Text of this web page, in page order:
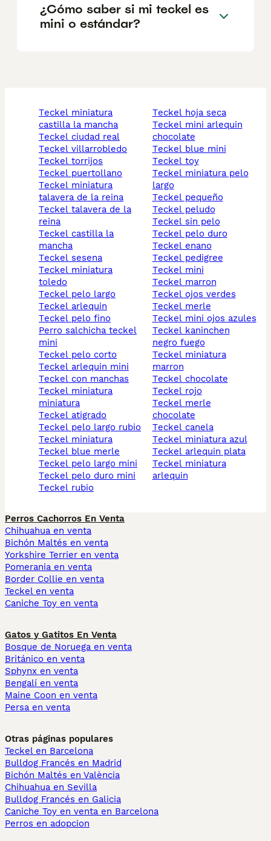
¿Cómo saber si mi teckel es
mini o estándar?
teckel miniatura
castilla la mancha
teckel ciudad real
teckel villarrobledo
teckel torrijos
teckel puertollano
teckel miniatura
talavera de la reina
teckel talavera de la
reina
teckel castilla la
mancha
teckel sesena
teckel miniatura
toledo
teckel pelo largo
teckel arlequin
teckel pelo fino
perro salchicha teckel
mini
teckel pelo corto
teckel arlequin mini
teckel con manchas
teckel miniatura
miniatura
teckel atigrado
teckel pelo largo rubio
teckel miniatura
teckel blue merle
teckel pelo largo mini
teckel pelo duro mini
teckel rubio
teckel hoja seca
teckel mini arlequin
chocolate
teckel blue mini
teckel toy
teckel miniatura pelo
largo
teckel pequeño
teckel peludo
teckel sin pelo
teckel pelo duro
teckel enano
teckel pedigree
teckel mini
teckel marron
teckel ojos verdes
teckel merle
teckel mini ojos azules
teckel kaninchen
negro fuego
teckel miniatura
marron
teckel chocolate
teckel rojo
teckel merle
chocolate
teckel canela
teckel miniatura azul
teckel arlequin plata
teckel miniatura
arlequin
Perros Cachorros En Venta
Chihuahua en venta
Bichón Maltés en venta
Yorkshire Terrier en venta
Pomerania en venta
Border Collie en venta
Teckel en venta
Caniche Toy en venta
Gatos y Gatitos En Venta
Bosque de Noruega en venta
Británico en venta
Sphynx en venta
Bengalí en venta
Maine Coon en venta
Persa en venta
Otras páginas populares
Teckel en Barcelona
Bulldog Francés en Madrid
Bichón Maltés en València
Chihuahua en Sevilla
Bulldog Francés en Galicia
Caniche Toy en venta en Barcelona
Perros en adopcion